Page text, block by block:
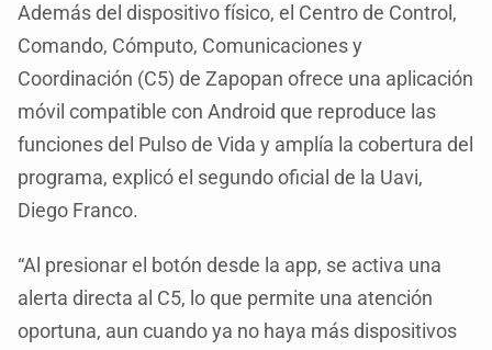
Además del dispositivo físico, el Centro de Control,
Comando, Cómputo, Comunicaciones y
Coordinación (C5) de Zapopan ofrece una aplicación
móvil compatible con Android que reproduce las
funciones del Pulso de Vida y amplía la cobertura del
programa, explicó el segundo oficial de la Uavi,
Diego Franco.
“Al presionar el botón desde la app, se activa una
alerta directa al C5, lo que permite una atención
oportuna, aun cuando ya no haya más dispositivos